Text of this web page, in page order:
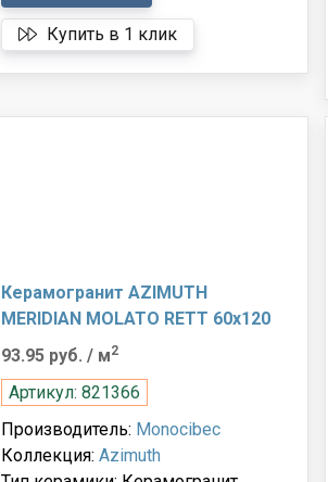
Купить в 1 клик
Керамогранит AZIMUTH
MERIDIAN MOLATO RETT 60x120
93.95 руб. / м2
Артикул: 821366
Производитель: Monocibec
Коллекция: Azimuth